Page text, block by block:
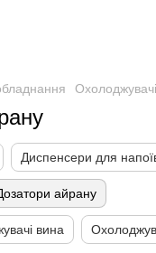
Диспенсери для
айрану
вина